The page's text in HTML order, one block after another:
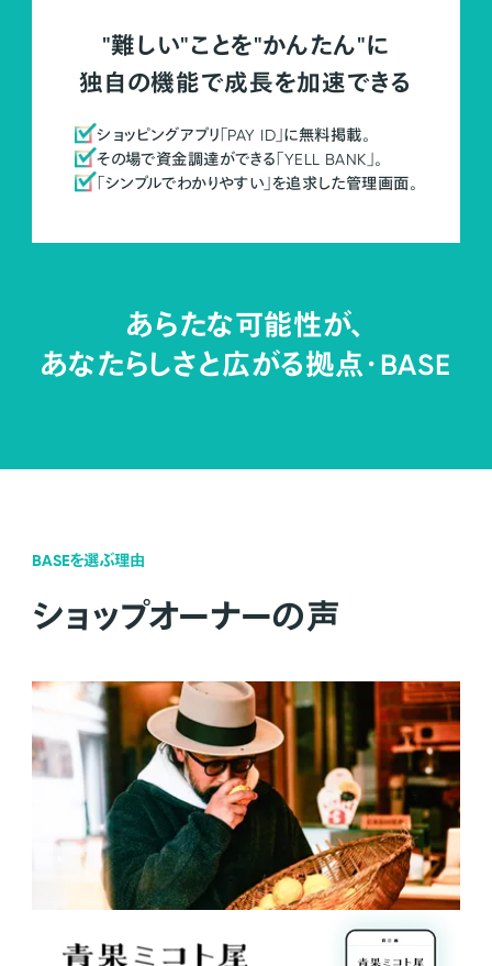
"難しい"ことを"かんたん"に
独自の機能で成長を加速できる
ショッピングアプリ「PAY ID」に無料掲載。
その場で資金調達ができる「YELL BANK」。
「シンプルでわかりやすい」を追求した管理画面。
あらたな可能性が、
あなたらしさと広がる拠点・BASE
BASEを選ぶ理由
ショップオーナーの声